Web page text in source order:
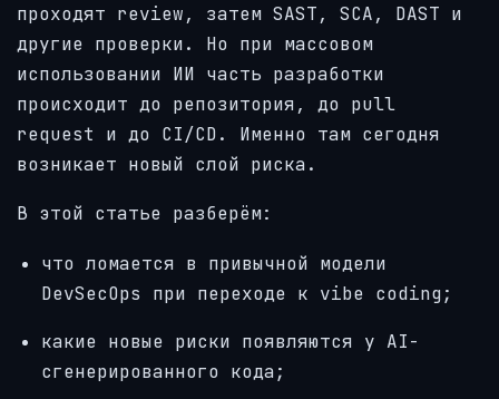
проходят review, затем SAST, SCA, DAST и
другие проверки. Но при массовом
использовании ИИ часть разработки
происходит до репозитория, до pull
request и до CI/CD. Именно там сегодня
возникает новый слой риска.
В этой статье разберём:
что ломается в привычной модели
DevSecOps при переходе к vibe coding;
какие новые риски появляются у AI-
сгенерированного кода;